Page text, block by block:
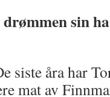
sin
siste åra har
mat av